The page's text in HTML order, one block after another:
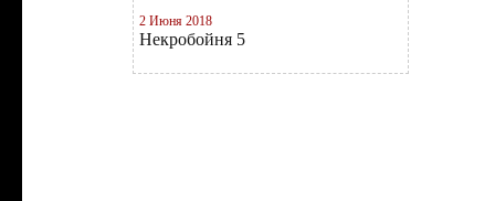
2 Июня 2018
Некробойня 5